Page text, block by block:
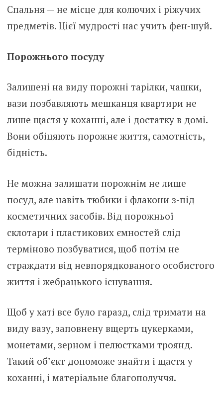
Спальня — не місце для колючих і ріжучих
предметів. Цієї мудрості нас учить фен-шуй.
Порожнього посуду
Залишені на виду порожні тарілки, чашки,
вази позбавляють мешканця квартири не
лише щастя у коханні, але і достатку в домі.
Вони обіцяють порожнє життя, самотність,
бідність.
Не можна залишати порожнім не лише
посуд, але навіть тюбики і флакони з-під
косметичних засобів. Від порожньої
склотари і пластикових ємностей слід
терміново позбуватися, щоб потім не
страждати від невпорядкованого особистого
життя і жебрацького існування.
Щоб у хаті все було гаразд, слід тримати на
виду вазу, заповнену вщерть цукерками,
монетами, зерном і пелюстками троянд.
Такий об’єкт допоможе знайти і щастя у
коханні, і матеріальне благополуччя.